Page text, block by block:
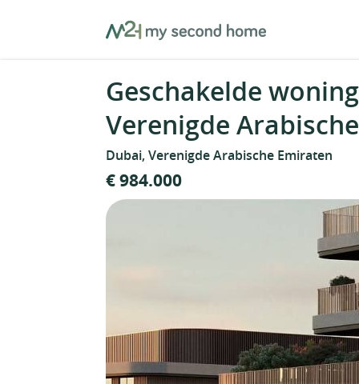
MySecondHome
Geschakelde
Verenigde
Dubai, Verenigde Arabische Emiraten
€ 984.000